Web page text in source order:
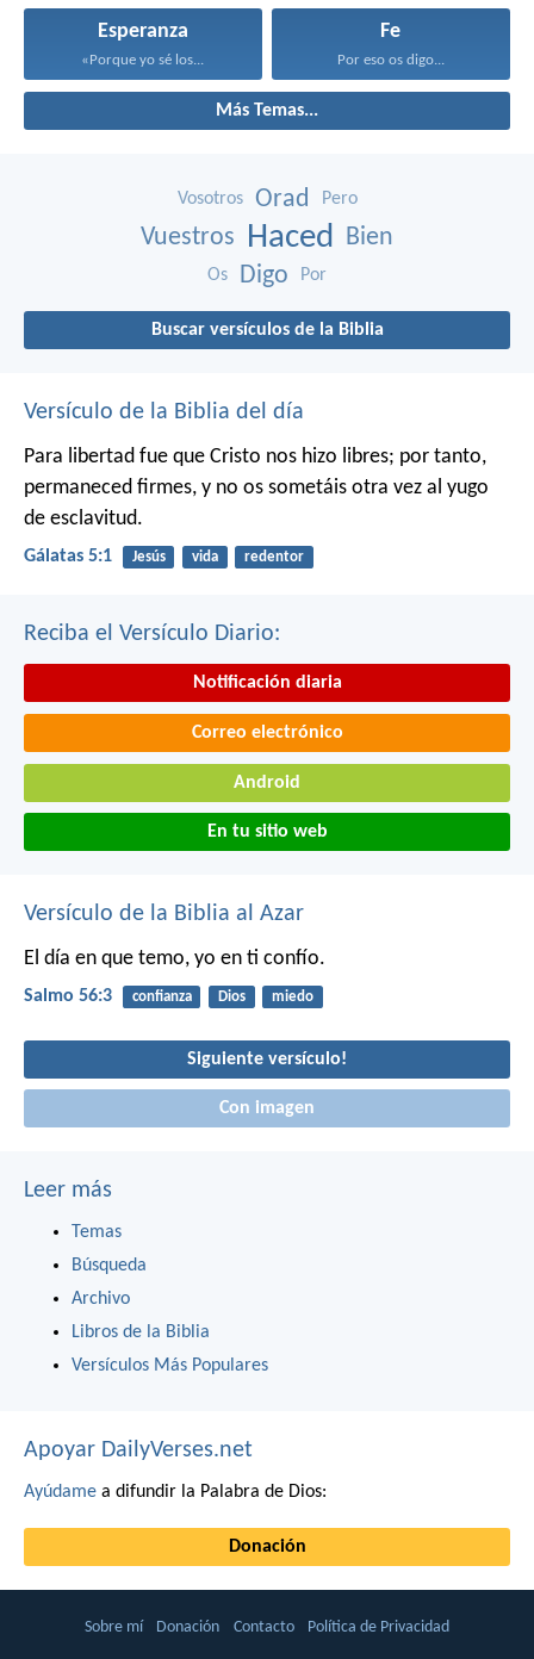
Esperanza
«Porque yo sé los...
Fe
Por eso os digo...
Más Temas...
Vosotros Orad Pero
Vuestros Haced Bien
Os Digo Por
Buscar versículos de la Biblia
Versículo de la Biblia del día
Para libertad fue que Cristo nos hizo libres; por tanto,
permaneced firmes, y no os sometáis otra vez al yugo
de esclavitud.
Gálatas 5:1 Jesús vida redentor
Reciba el Versículo Diario:
Notificación diaria
Correo electrónico
Android
En tu sitio web
Versículo de la Biblia al Azar
El día en que temo, yo en ti confío.
Salmo 56:3 confianza Dios miedo
Siguiente versículo!
Con imagen
Leer más
Temas
Búsqueda
Archivo
Libros de la Biblia
Versículos Más Populares
Apoyar DailyVerses.net
Ayúdame a difundir la Palabra de Dios:
Donación
Sobre mí Donación Contacto Política de Privacidad